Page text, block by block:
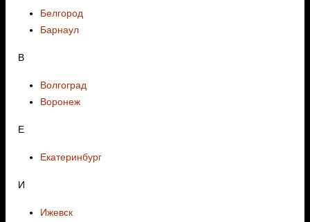
Белгород
Барнаул
В
Волгоград
Воронеж
E
Екатеринбург
И
Ижевск